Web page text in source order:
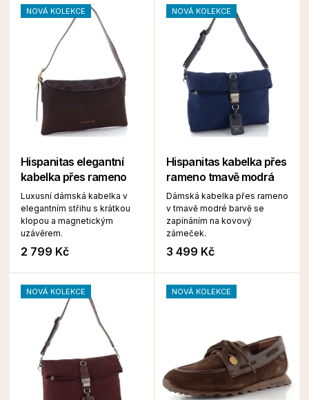
NOVÁ KOLEKCE
Hispanitas elegantní
kabelka přes rameno
Luxusní dámská kabelka v
elegantním střihu s krátkou
klopou a magnetickým
uzávěrem.
2 799 Kč
NOVÁ KOLEKCE
Hispanitas kabelka přes
rameno tmavě modrá
Dámská kabelka přes rameno
v tmavě modré barvě se
zapínáním na kovový
zámeček.
3 499 Kč
NOVÁ KOLEKCE NOVÁ KOLEKCE